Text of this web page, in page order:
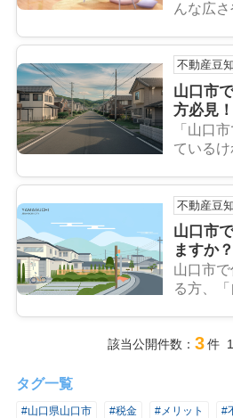
んな広さ
不動産豆
山口市
方必見
まとめ
「山口
ているけ
不動産豆
山口市
ますか
トを紹介
山口市
る方、「
該当公開件数： 3件
タグ一覧
#山口県山口市 #税金 #メリット #